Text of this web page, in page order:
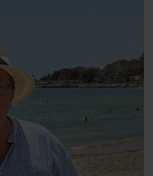
for
den
give slip